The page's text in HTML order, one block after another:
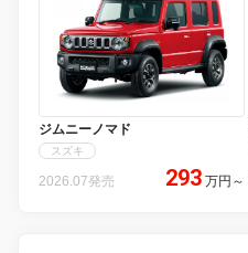
ジムニーノマド
スズキ
2026.07発売 293 万円 ～